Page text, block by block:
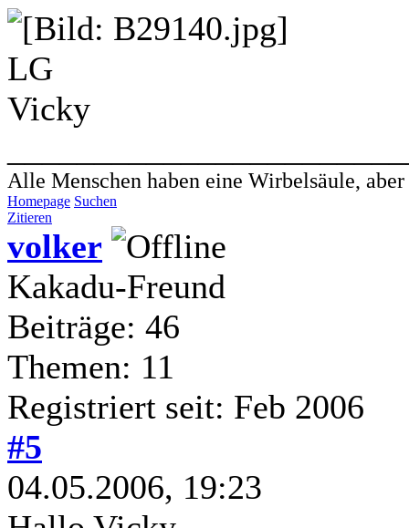
LG
Vicky
Alle Menschen haben eine Wirbelsäule,
Homepage Suchen
Zitieren
volker
Kakadu-Freund
Beiträge: 46
Themen: 11
Registriert seit: Feb 2006
#5
04.05.2006, 19:23